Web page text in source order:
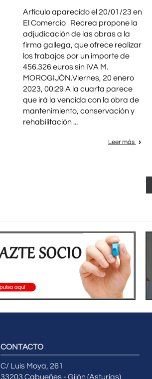
Articulo aparecido el 20/01/23 en
El Comercio Recrea propone la
adjudicación de las obras a la
firma gallega, que ofrece realizar
los trabajos por un importe de
456.326 euros sin IVA M.
MOROGIJÓN.Viernes, 20 enero
2023, 00:29 A la cuarta parece
que irá la vencida con la obra de
mantenimiento, conservación y
rehabilitación ...
Leer más
CONTACTO
C/ Luis Moya, 261
33203 Cabueñes - Gijón (Asturias)